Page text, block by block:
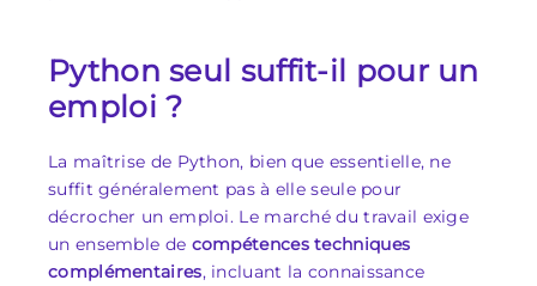
Python seul suffit-il pour un
emploi ?
La maîtrise de Python, bien que essentielle, ne
suffit généralement pas à elle seule pour
décrocher un emploi. Le marché du travail exige
un ensemble de compétences techniques
complémentaires, incluant la connaissance